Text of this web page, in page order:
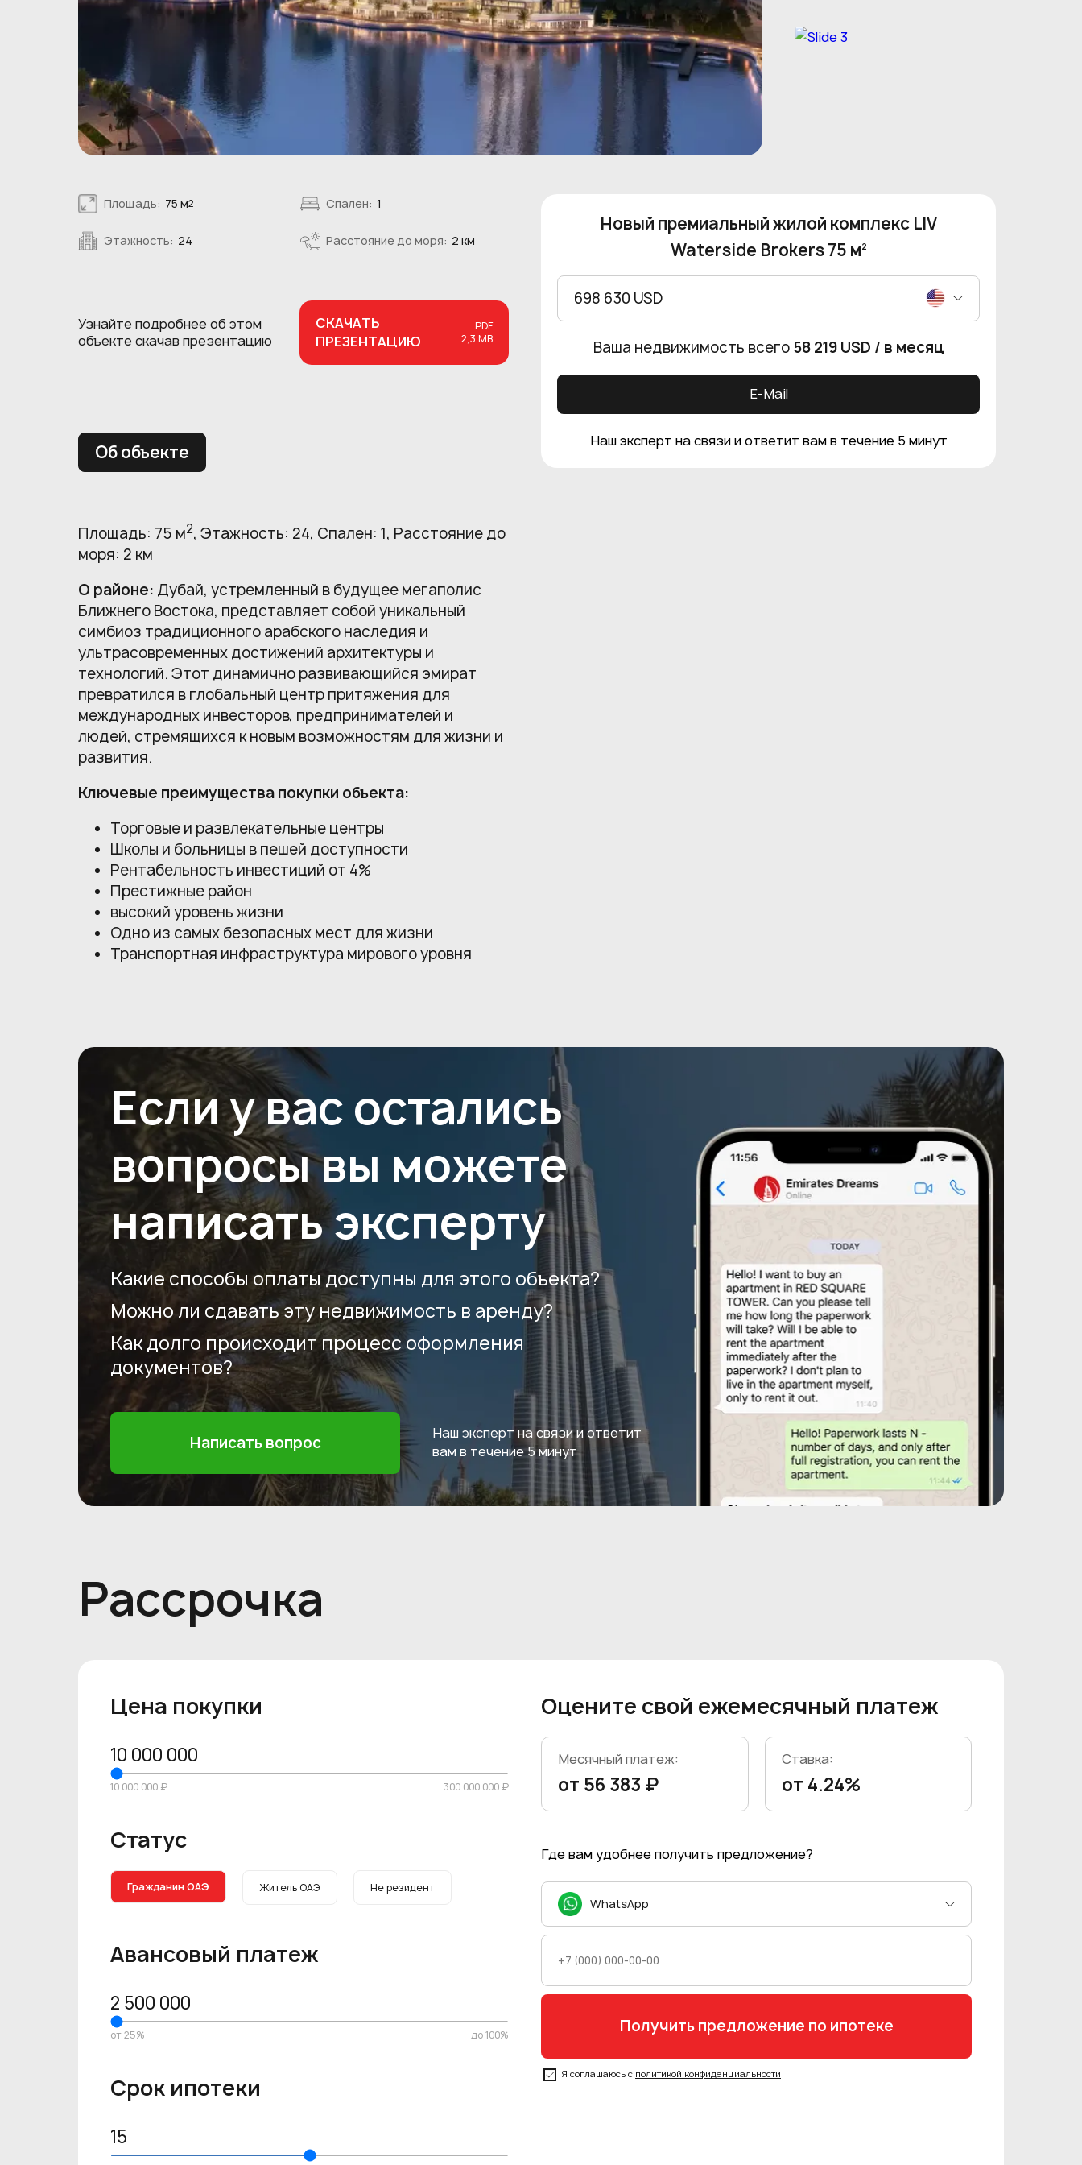
Площадь: 75 м2
Этажность: 24
Спален: 1
Расстояние до моря: 2 км
Узнайте подробнее об этом
объектескачав презентацию
СКАЧАТЬ
ПРЕЗЕНТАЦИЮ
PDF
2,3 MB
Об объекте
Площадь: 75 м2, Этажность: 24, Спален: 1, Расстояние до
моря: 2 км
О районе: Дубай, устремленный в будущее мегаполис
Ближнего Востока, представляет собой уникальный
симбиоз традиционного арабского наследия и
ультрасовременных достижений архитектуры и
технологий. Этот динамично развивающийся эмират
превратился в глобальный центр притяжения для
международных инвесторов, предпринимателей и
людей, стремящихся к новым возможностям для жизни и
развития.
Ключевые преимущества покупки объекта:
Торговые и развлекательные центры
Школы и больницы в пешей доступности
Рентабельность инвестиций от 4%
Престижные район
высокий уровень жизни
Одно из самых безопасных мест для жизни
Транспортная инфраструктура мирового уровня
Новый премиальный жилой комплекс LIV
Waterside Brokers 75 м2
698 630 USD
Ваша недвижимость всего 58 219 USD / в месяц
E-Mail
Наш эксперт на связи и ответит вам в течение 5 минут
Если у вас остались
вопросы вы можете
написать эксперту
Какие способы оплаты доступны для этого объекта?
Можно ли сдавать эту недвижимость в аренду?
Как долго происходит процесс оформления
документов?
Написать вопрос
Наш эксперт на связи и ответит
вам в течение5 минут
Рассрочка
Цена покупки
10 000 000
10 000 000 ₽ 300 000 000 ₽
Статус
Гражданин ОАЭ Житель ОАЭ Не резидент
Авансовый платеж
2 500 000
от 25% до 100%
Срок ипотеки
15
Оцените свой ежемесячный платеж
Месячный платеж:
от 56 383 ₽
Ставка:
от 4.24%
Где вам удобнее получить предложение?
WhatsApp
Я соглашаюсь с политикой конфиденциальности